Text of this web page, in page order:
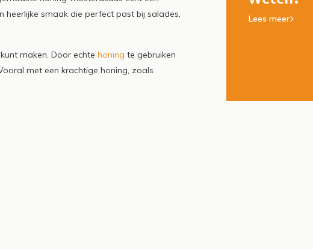
smaak die perfect past bij salades,
maken. Door echte honing te gebruiken
met een krachtige honing, zoals
Lees meer